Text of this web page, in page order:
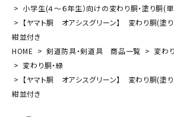
小学生(４～６年生）向けの変わり胴・塗り胴(
【ヤマト胴 オアシスグリーン】 変わり胴(塗
紺並付き
HOME
剣道防具・剣道具 商品一覧
変わ
変わり胴・緑
【ヤマト胴 オアシスグリーン】 変わり胴(塗
紺並付き